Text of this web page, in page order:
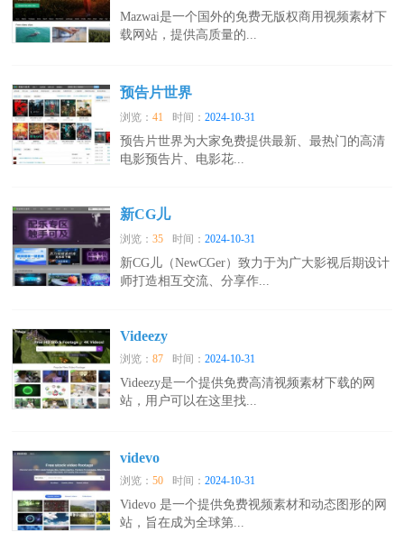
Mazwai是一个国外的免费无版权商用视频素材下
载网站，提供高质量的...
预告片世界
浏览：41 时间：2024-10-31
预告片世界为大家免费提供最新、最热门的高清
电影预告片、电影花...
新CG儿
浏览：35 时间：2024-10-31
新CG儿（NewCGer）致力于为广大影视后期设计
师打造相互交流、分享作...
Videezy
浏览：87 时间：2024-10-31
Videezy是一个提供免费高清视频素材下载的网
站，用户可以在这里找...
videvo
浏览：50 时间：2024-10-31
Videvo 是一个提供免费视频素材和动态图形的网
站，旨在成为全球第...